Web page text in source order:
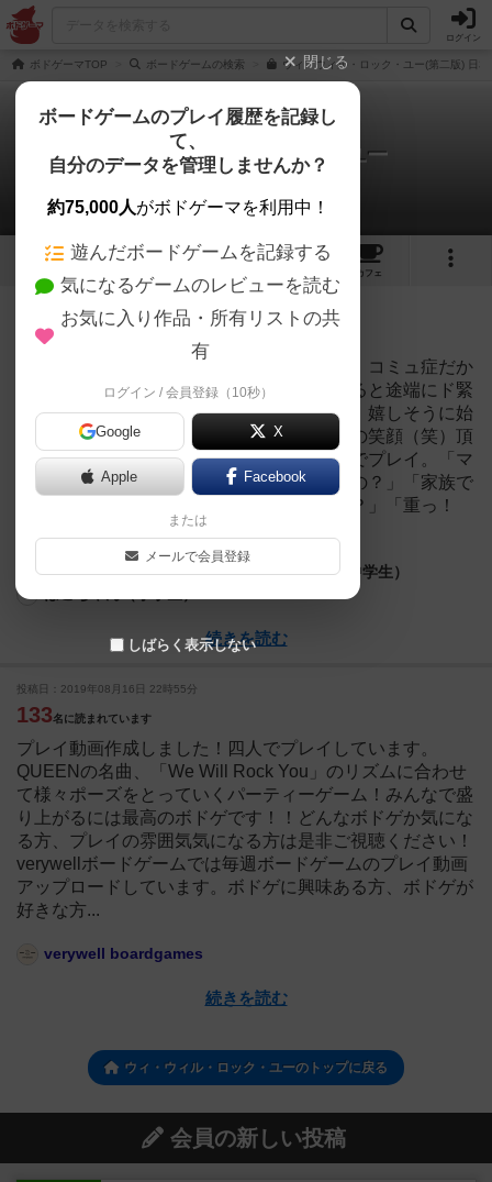
ログイン
ボドゲーマTOP ボードゲームの検索 ウィ・ウィル・ロック・ユー(第二版) 日
ウィ・ウィル・ロック・ユー
2件のリプレイ日記
5 10
カフェ
88 名に読まれています
投稿日：2021年08月26日 10時25分
ダメなんですリズム芸、いやリズムゲーム。コミュ症だか
らか、場の「リズム」を崩すことを想定すると途端にド緊
張。「やろーよ♪やろーよ♪」と楽しそうに、嬉しそうに始
める仲間の中でいつも顔面蒼白、ニセモノの笑顔（笑）頂
いたゲームの中に混ざっていたので、家族でプレイ。「マ
マね…苦手なんだよね…」「え？でもやるの？」「家族で
ならどうにかできるかもしれないじゃない？」「重っ！
（笑）」とプレイ。♪ドゥンドゥ...
凸凹ママ 凸凹パパ
でこちゃん（中学生）
続きを読む
133名に読まれています
投稿日：2019年08月16日 22時55分
プレイ動画作成しました！四人でプレイしています。
QUEENの名曲、「We Will Rock You」のリズムに合わせ
て様々ポーズをとっていくパーティーゲーム！みんなで盛
り上がるには最高のボドゲです！！どんなボドゲか気にな
る方、プレイの雰囲気気になる方は是非ご視聴ください！
verywellボードゲームでは毎週ボードゲームのプレイ動画
アップロードしています。ボドゲに興味ある方、ボドゲが
好きな方...
verywell boardgames
続きを読む
ウィ・ウィル・ロック・ユーのトップに戻る
会員の新しい投稿
閉じる
ボードゲームのプレイ履歴を記録し
て、
自分のデータを管理しませんか？
約75,000人がボドゲーマを利用中！
遊んだボードゲームを記録する
気になるゲームのレビューを読む
お気に入り作品・所有リストの共
有
ログイン / 会員登録（10秒）
Google X
Apple Facebook
または
メールで会員登録
しばらく表示しない